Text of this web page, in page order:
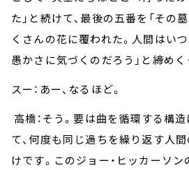
た」と続けて、最後の五番を「そ
くさんの花に覆われた。人間はい
愚かさに気づくのだろう」と締めく
スー：あー、なるほど。
高橋：そう。要は曲を循環する構
て、何度も同じ過ちを繰り返す人
けです。このジョー・ヒッカーソン